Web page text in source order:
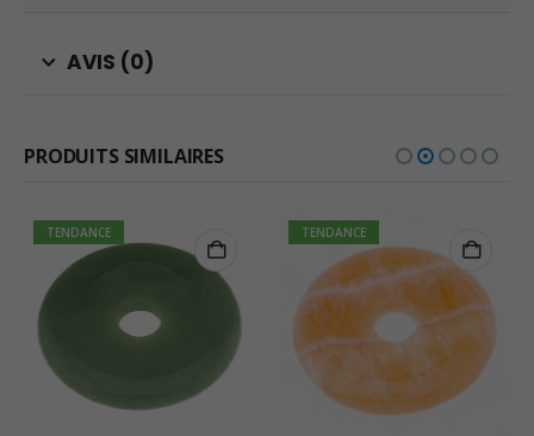
AVIS (0)
PRODUITS SIMILAIRES
TENDANCE TENDANCE